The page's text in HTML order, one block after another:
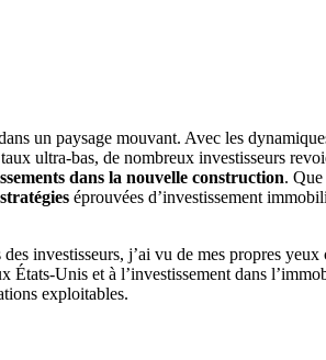
un paysage mouvant. Avec les
ultra-bas, de nombreux investisseurs
dans la nouvelle construction.
stratégies éprouvées d’investissement
investisseurs, j’ai vu de mes propres
États-Unis et à l’investissement dans
exploitables.